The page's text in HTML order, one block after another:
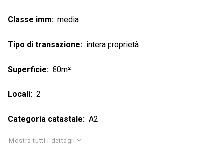
Classe imm media
Tipo di transazione intera proprietà
Superficie 80m²
Locali 2
Categoria catastale A2
Mostra tutti i dettagli